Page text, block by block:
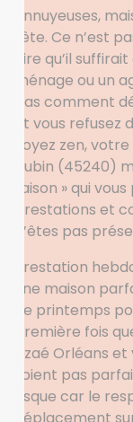
ennuyeuses,
tête. Ce n’est
dire qu’il
ménage ou un
pas comment
et vous
Soyez zen,
Aubin (45240)
liaison » qui
prestations et
n’êtes pas
Prestation
une maison
de printemps
première fois
Azaé Orléans
soient pas
risque car le